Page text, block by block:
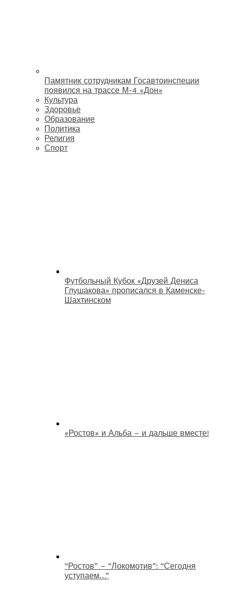
Памятник сотрудникам Госавтоинспеции
появился на трассе М-4 «Дон»
Культура
Здоровье
Образование
Политика
Религия
Спорт
Футбольный Кубок «Друзей Дениса
Глушакова» прописался в Каменске-
Шахтинском
«Ростов» и Альба – и дальше вместе!
“Ростов” – “Локомотив”: “Сегодня
уступаем…”